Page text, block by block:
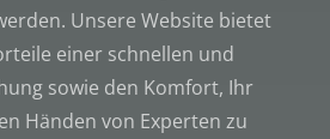
Unsere Website bietet
einer schnellen und
sowie den Komfort, Ihr
Händen von Experten zu